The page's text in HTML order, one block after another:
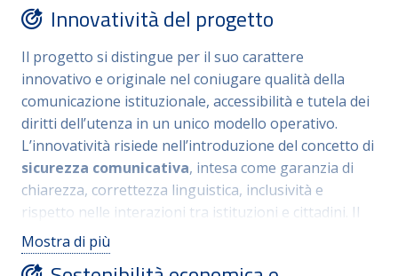
dell’accessibilità di testi, moduli e spazi possono
comunicazione istituzionale senza richiedere
infrastrutture complesse. Questa struttura
modulare consente al progetto di essere facilmente
trasferito in altri contesti territoriali e organizzativi,
contribuendo a diffondere pratiche di sicurezza
linguistica, chiarezza amministrativa e rispetto
dell’utenza.
Innovatività del progetto
Il progetto si distingue per il suo carattere
innovativo e originale nel coniugare qualità della
comunicazione istituzionale, accessibilità e tutela dei
diritti dell’utenza in un unico modello operativo.
L’innovatività risiede nell’introduzione del concetto di
sicurezza comunicativa, intesa come garanzia di
chiarezza, correttezza linguistica, inclusività e
rispetto nelle interazioni tra istituzioni e cittadini. Il
progetto integra contenuti teorici e strumenti pratici:
linee guida sulla terminologia neutra e inclusiva,
Mostra di più